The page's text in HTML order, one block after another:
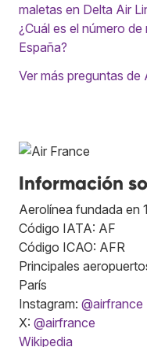
maletas en Delta Air
¿Cuál es el número
España?
Ver más preguntas de
Información
Aerolínea fundada en
Código IATA: AF
Código ICAO: AFR
Principales
París
Instagram: @airfrance
X: @airfrance
Wikipedia